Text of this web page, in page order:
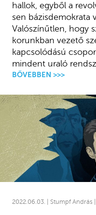
hallok, egyből a
sen bázisdemokrata
Valószínűtlen, hogy
korunkban vezető
kapcsolódású
mindent uraló
BŐVEBBEN >>>
2022.06.03. | Stumpf András |